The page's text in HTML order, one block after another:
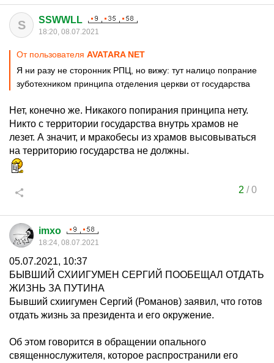
S SSWWLL
18:20, 08.07.2021
От пользователя AVATARA NET
Я ни разу не сторонник РПЦ, но вижу: тут налицо попрание
зуботехником принципа отделения церкви от государства
Нет, конечно же. Никакого попирания принципа нету.
Никто с территории государства внутрь храмов не
лезет. А значит, и мракобесы из храмов высовываться
на территорию государства не должны.
2 /0
imxo
18:24, 08.07.2021
05.07.2021, 10:37
БЫВШИЙ СХИИГУМЕН СЕРГИЙ ПООБЕЩАЛ ОТДАТЬ
ЖИЗНЬ ЗА ПУТИНА
Бывший схиигумен Сергий (Романов) заявил, что готов
отдать жизнь за президента и его окружение.
Об этом говорится в обращении опального
священнослужителя, которое распространили его